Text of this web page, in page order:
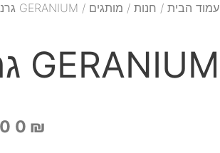
עמוד הבית / חנות / מותגים / GERANIUM גרניום
GERANIUM גרניום
₪